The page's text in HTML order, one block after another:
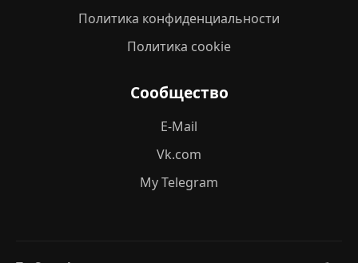
Политика конфиденциальности
Политика cookie
Сообщество
E-Mail
Vk.com
My Telegram